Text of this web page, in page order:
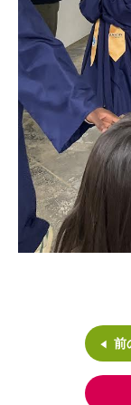
前